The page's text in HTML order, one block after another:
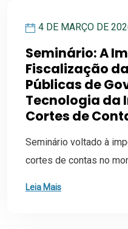
4 DE MARÇO DE
Seminário: A
Fiscalização
Públicas de
Tecnologia da
Cortes de
Seminário voltado à
cortes de contas no
Leia Mais